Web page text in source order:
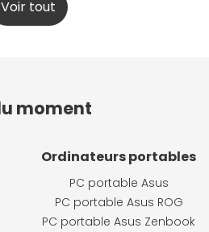
Voir tout
moment
Ordinateurs portables
PC portable Asus
PC portable Asus ROG
PC portable Asus Zenbook